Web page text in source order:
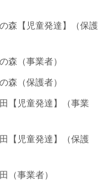
森【児童発達】（保護
森（事業者）
森（保護者）
【児童発達】（事業
【児童発達】（保護
（事業者）